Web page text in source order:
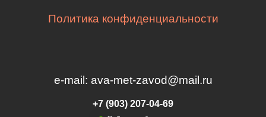
Политика конфиденциальности
e-mail: ava-met-zavod@mail.ru
+7 (903) 207-04-69